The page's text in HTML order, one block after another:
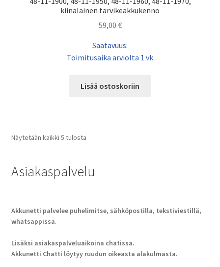
kiinalainen tarvikeakkukenno
59,00 €
Saatavuus:
Toimitusaika arviolta 1 vk
Lisää ostoskoriin
Näytetään kaikki 5 tulosta
Asiakaspalvelu
Akkunetti palvelee puhelimitse, sähköpostilla, tekstiviestillä,
whatsappissa.
Lisäksi asiakaspalveluaikoina chatissa.
Akkunetti Chatti löytyy ruudun oikeasta alakulmasta.